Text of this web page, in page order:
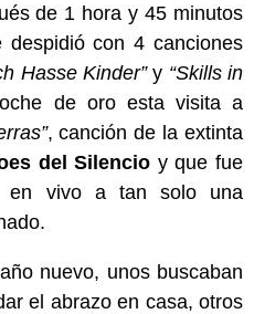
de 1 hora y 45 minutos
despidió con 4 canciones
Hasse Kinder”y “Skills in
de oro esta visita a
, canción de la extinta
del Silencio y que fue
en vivo a tan solo una
nuevo, unos buscaban
el abrazo en casa, otros